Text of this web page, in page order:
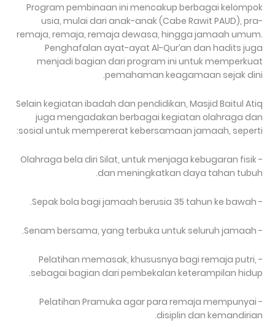
Program pembinaan ini mencakup berbagai kelompok
usia, mulai dari anak-anak (Cabe Rawit PAUD), pra-
remaja, remaja, remaja dewasa, hingga jamaah umum.
Penghafalan ayat-ayat Al-Qur’an dan hadits juga
menjadi bagian dari program ini untuk memperkuat
pemahaman keagamaan sejak dini.
Selain kegiatan ibadah dan pendidikan, Masjid Baitul Atiq
juga mengadakan berbagai kegiatan olahraga dan
sosial untuk mempererat kebersamaan jamaah, seperti:
- Olahraga bela diri Silat, untuk menjaga kebugaran fisik
dan meningkatkan daya tahan tubuh.
- Sepak bola bagi jamaah berusia 35 tahun ke bawah.
- Senam bersama, yang terbuka untuk seluruh jamaah.
- Pelatihan memasak, khususnya bagi remaja putri,
sebagai bagian dari pembekalan keterampilan hidup.
- Pelatihan Pramuka agar para remaja mempunyai
disiplin dan kemandirian.